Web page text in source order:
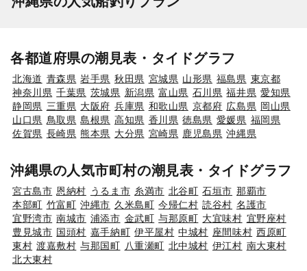
各都道府県の潮見表・タイドグラフ
北海道 青森県 岩手県 秋田県 宮城県 山形県 福島県 東京都
神奈川県 千葉県 茨城県 新潟県 富山県 石川県 福井県 愛知県
静岡県 三重県 大阪府 兵庫県 和歌山県 京都府 広島県 岡山県
山口県 鳥取県 島根県 高知県 香川県 徳島県 愛媛県 福岡県
佐賀県 長崎県 熊本県 大分県 宮崎県 鹿児島県 沖縄県
沖縄県の人気市町村の潮見表・タイドグラフ
宮古島市 恩納村 うるま市 糸満市 北谷町 石垣市 那覇市
本部町 竹富町 沖縄市 久米島町 今帰仁村 読谷村 名護市
宜野湾市 南城市 浦添市 金武町 与那原町 大宜味村 宜野座村
豊見城市 国頭村 嘉手納町 伊平屋村 中城村 座間味村 西原町
東村 渡嘉敷村 与那国町 八重瀬町 北中城村 伊江村 南大東村
北大東村